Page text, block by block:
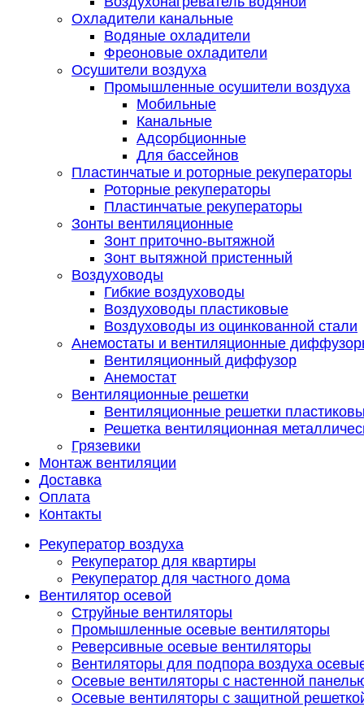
Охладители канальные
Водяные охладители
Фреоновые охладители
Осушители воздуха
Промышленные осушители воздуха
Мобильные
Канальные
Адсорбционные
Для бассейнов
Пластинчатые и роторные рекуператоры
Роторные рекуператоры
Пластинчатые рекуператоры
Зонты вентиляционные
Зонт приточно-вытяжной
Зонт вытяжной пристенный
Воздуховоды
Гибкие воздуховоды
Воздуховоды пластиковые
Воздуховоды из оцинкованной стали
Анемостаты и вентиляционные
Вентиляционный диффузор
Анемостат
Вентиляционные решетки
Вентиляционные решетки
Решетка вентиляционная
Грязевики
Монтаж вентиляции
Доставка
Оплата
Контакты
Рекуператор воздуха
Рекуператор для квартиры
Рекуператор для частного дома
Вентилятор осевой
Струйные вентиляторы
Промышленные осевые вентиляторы
Реверсивные осевые вентиляторы
Вентиляторы для подпора воздуха
Осевые вентиляторы с настенной
Осевые вентиляторы с защитной